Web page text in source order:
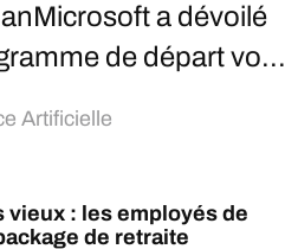
a dévoilé
de départ vo...
Artificielle
vieux : les employés de
de retraite